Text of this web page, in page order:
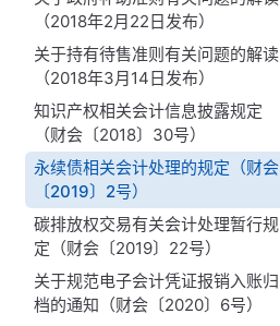
（2018年2月22日发布）
关于持有待售准则有关问题的解读
（2018年3月14日发布）
知识产权相关会计信息披露规定
（财会〔2018〕30号）
永续债相关会计处理的规定（财会
〔2019〕2号）
碳排放权交易有关会计处理暂行规
定（财会〔2019〕22号）
关于规范电子会计凭证报销入账归
档的通知（财会〔2020〕6号）